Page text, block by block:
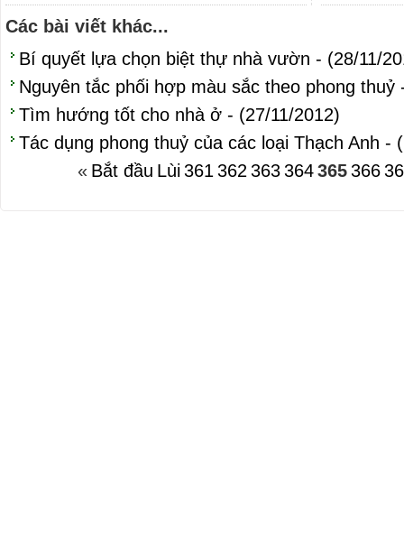
Các bài viết khác...
Bí quyết lựa chọn biệt thự nhà vườn - (28/11/
Nguyên tắc phối hợp màu sắc theo phong thuỷ
Tìm hướng tốt cho nhà ở - (27/11/2012)
Tác dụng phong thuỷ của các loại Thạch Anh -
« Bắt đầu Lùi361 362 363364365366